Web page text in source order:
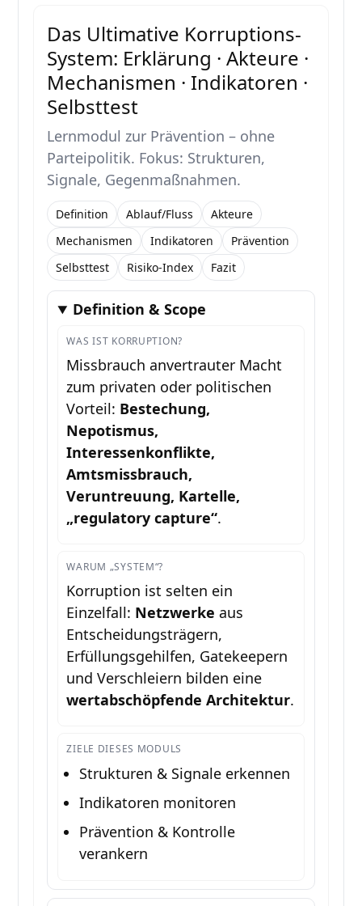
Das Ultimative Korruptions-
System: Erklärung · Akteure ·
Mechanismen · Indikatoren ·
Selbsttest
Lernmodul zur Prävention – ohne
Parteipolitik. Fokus: Strukturen,
Signale, Gegenmaßnahmen.
Definition Ablauf/Fluss
Akteure
Mechanismen
Indikatoren
Prävention
Selbsttest
Risiko-Index Fazit
Definition & Scope
WAS IST KORRUPTION?
Missbrauch anvertrauter Macht
zum privaten oder politischen
Vorteil: Bestechung,
Nepotismus,
Interessenkonflikte,
Amtsmissbrauch,
Veruntreuung, Kartelle,
„regulatory capture“.
WARUM „SYSTEM“?
Korruption ist selten ein
Einzelfall: Netzwerke aus
Entscheidungsträgern,
Erfüllungsgehilfen, Gatekeepern
und Verschleiern bilden eine
wertabschöpfende Architektur.
ZIELE DIESES MODULS
Strukturen & Signale erkennen
Indikatoren monitoren
Prävention & Kontrolle
verankern